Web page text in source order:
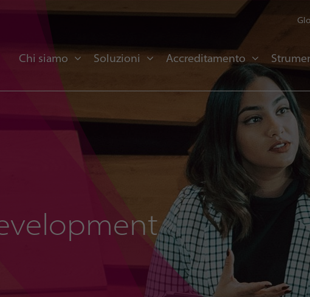
Chi siamo Soluzioni Accreditamento